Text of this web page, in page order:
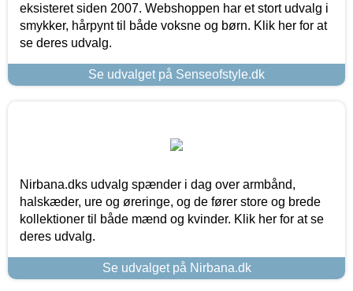
eksisteret siden 2007. Webshoppen har et stort udvalg i
smykker, hårpynt til både voksne og børn. Klik her for at
se deres udvalg.
Se udvalget på Senseofstyle.dk
Nirbana.dks udvalg spænder i dag over armbånd,
halskæder, ure og øreringe, og de fører store og brede
kollektioner til både mænd og kvinder. Klik her for at se
deres udvalg.
Se udvalget på Nirbana.dk